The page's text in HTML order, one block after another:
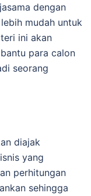
dengan
mudah untuk
ini akan
para calon
seorang
diajak
yang
perhitungan
sehingga